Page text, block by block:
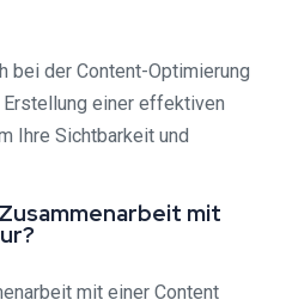
bei der Content-Optimierung
einer effektiven
Ihre Sichtbarkeit und
mit
mit einer Content